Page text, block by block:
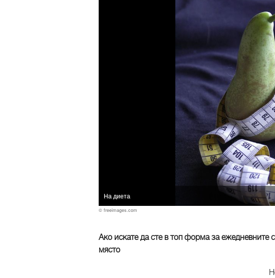
На диета
© freeimages.com
Ако искате да сте в топ форма за
място